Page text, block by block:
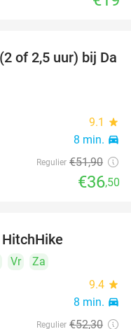
30%
of 2,5 uur) bij Da
9.1 star
8 min. directions_car
Regulier €51,90
€36,50
Vr
Za
9.4 star
8 min. directions_car
Regulier €52,30